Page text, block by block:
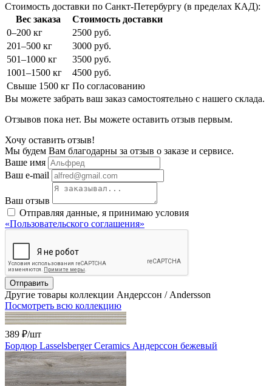
Стоимость доставки по Санкт-Петербургу (в пределах КАД):
Вес заказа
Стоимость доставки
0–200 кг
2500 руб.
201–500 кг
3000 руб.
501–1000 кг
3500 руб.
1001–1500 кг
4500 руб.
Свыше 1500 кг По согласованию
Вы можете забрать ваш заказ самостоятельно с нашего склада.
Отзывов пока нет. Вы можете оставить отзыв первым.
Хочу оставить отзыв!
Мы будем Вам благодарны за отзыв о заказе и сервисе.
Ваше имя
Ваш e-mail
Ваш отзыв
Отправляя данные, я принимаю условия
«Пользовательского соглашения»
Отправить
Другие товары коллекции Андерссон / Andersson
Посмотреть всю коллекцию
389 ₽/шт
Бордюр Lasselsberger Ceramics Андерссон бежевый